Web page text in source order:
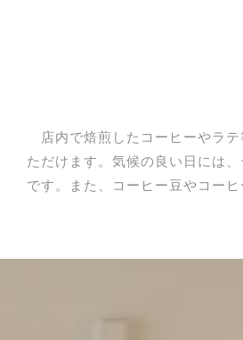
店内で焙煎したコーヒーやラ
ただけます。気候の良い日には
です。
また、コーヒー豆やコー